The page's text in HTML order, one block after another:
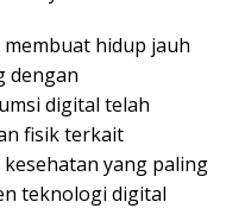
hidup jauh
dengan
digital telah
fisik terkait
yang paling
teknologi digital